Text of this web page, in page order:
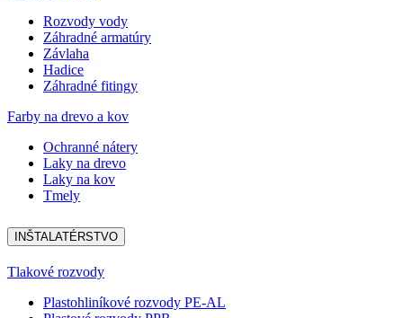
Rozvody vody
Záhradné armatúry
Závlaha
Hadice
Záhradné fitingy
Farby na drevo a kov
Ochranné nátery
Laky na drevo
Laky na kov
Tmely
INŠTALATÉRSTVO
Tlakové rozvody
Plastohliníkové rozvody PE-AL